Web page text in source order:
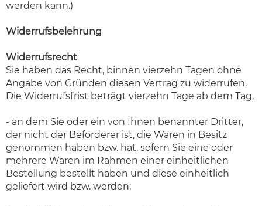
werden kann.)
Widerrufsbelehrung
Widerrufsrecht
Sie haben das Recht, binnen vierzehn Tagen ohne
Angabe von Gründen diesen Vertrag zu widerrufen.
Die Widerrufsfrist beträgt vierzehn Tage ab dem Tag,
- an dem Sie oder ein von Ihnen benannter Dritter,
der nicht der Beförderer ist, die Waren in Besitz
genommen haben bzw. hat, sofern Sie eine oder
mehrere Waren im Rahmen einer einheitlichen
Bestellung bestellt haben und diese einheitlich
geliefert wird bzw. werden;